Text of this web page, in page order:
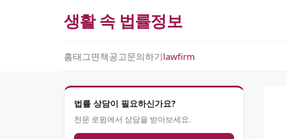
생활 속 법률정보
홈태그면책공고문의하기lawfirm
법률 상담이 필요하신가요?
전문 로펌에서 상담을 받아보세요.